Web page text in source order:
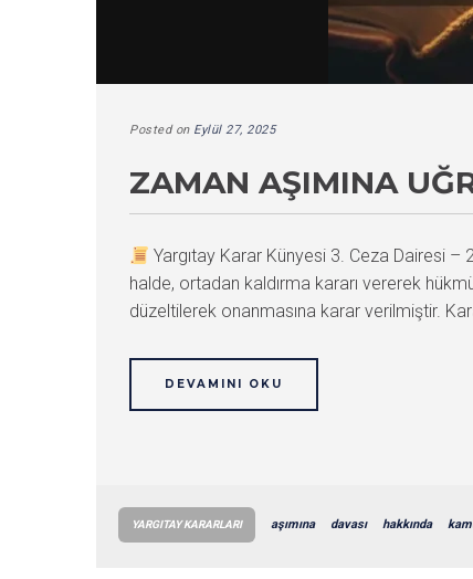
Posted on Eylül 27, 2025
ZAMAN AŞIMINA
Yargıtay Karar Künyesi 3. Ceza Dairesi
halde, ortadan kaldırma kararı vererek
düzeltilerek onanmasına karar verilmiştir.
DEVAMINI OKU
YARGITAY KARARLARI aşımına davası hakkında